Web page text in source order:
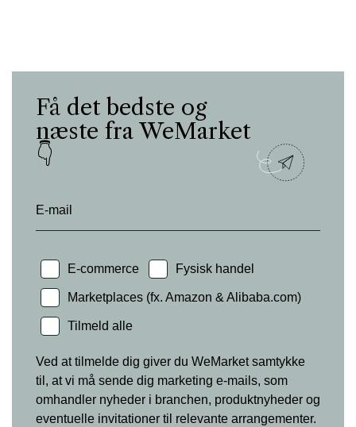
Få det bedste og
næste fra WeMarket
👇
E-mail
E-commerce Fysisk handel
Marketplaces (fx. Amazon & Alibaba.com)
Tilmeld alle
Ved at tilmelde dig giver du WeMarket samtykke
til, at vi må sende dig marketing e-mails, som
omhandler nyheder i branchen, produktnyheder og
eventuelle invitationer til relevante arrangementer.